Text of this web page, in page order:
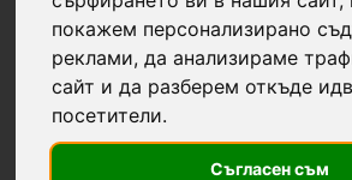
покажем персонализирано
реклами, да анализираме
сайт и да разберем откъде
посетители.
Съгласен съм